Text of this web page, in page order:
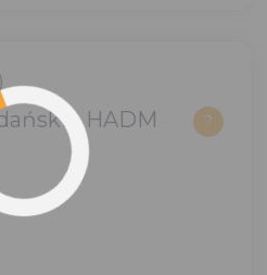
- HADM
?
4G